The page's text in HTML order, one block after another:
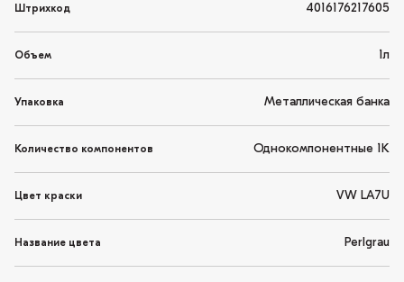
Штрихкод 4016176217605
Объем 1л
Упаковка Металлическая банка
Количество компонентов Однокомпонентные 1K
Цвет краски VW LA7U
Название цвета Perlgrau